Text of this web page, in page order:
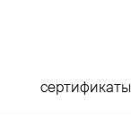
сертификаты